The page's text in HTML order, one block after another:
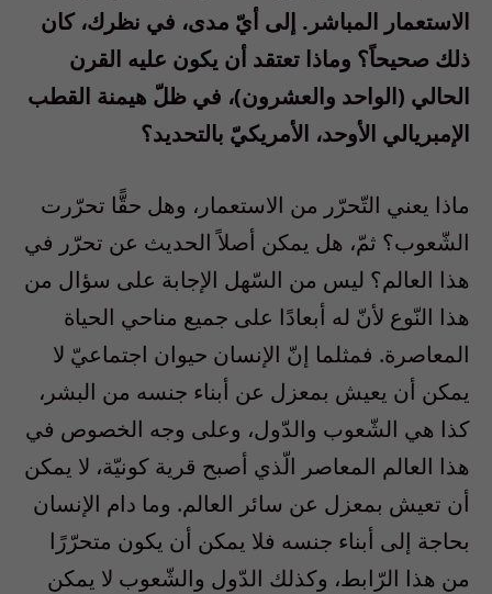
الاستعمار المباشر. إلى أيّ مدى، في نظرك، كان
ذلك صحيحاً؟ وماذا تعتقد أن يكون عليه القرن
الحالي (الواحد والعشرون)، في ظلّ هيمنة القطب
الإمبريالي الأوحد، الأمريكيّ بالتحديد؟
ماذا يعني التّحرّر من الاستعمار، وهل حقًّا تحرّرت
الشّعوب؟ ثمّ، هل يمكن أصلاً الحديث عن تحرّر في
هذا العالم؟ ليس من السّهل الإجابة على سؤال من
هذا النّوع لأنّ له أبعادًا على جميع مناحي الحياة
المعاصرة. فمثلما إنّ الإنسان حيوان اجتماعيّ لا
يمكن أن يعيش بمعزل عن أبناء جنسه من البشر،
كذا هي الشّعوب والدّول، وعلى وجه الخصوص في
هذا العالم المعاصر الّذي أصبح قرية كونيّة، لا يمكن
أن تعيش بمعزل عن سائر العالم. وما دام الإنسان
بحاجة إلى أبناء جنسه فلا يمكن أن يكون متحرّرًا
من هذا الرّابط، وكذلك الدّول والشّعوب لا يمكن